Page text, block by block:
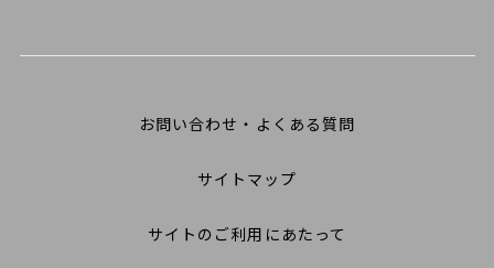
お問い合わせ・よくある質問
サイトマップ
サイトのご利用にあたって